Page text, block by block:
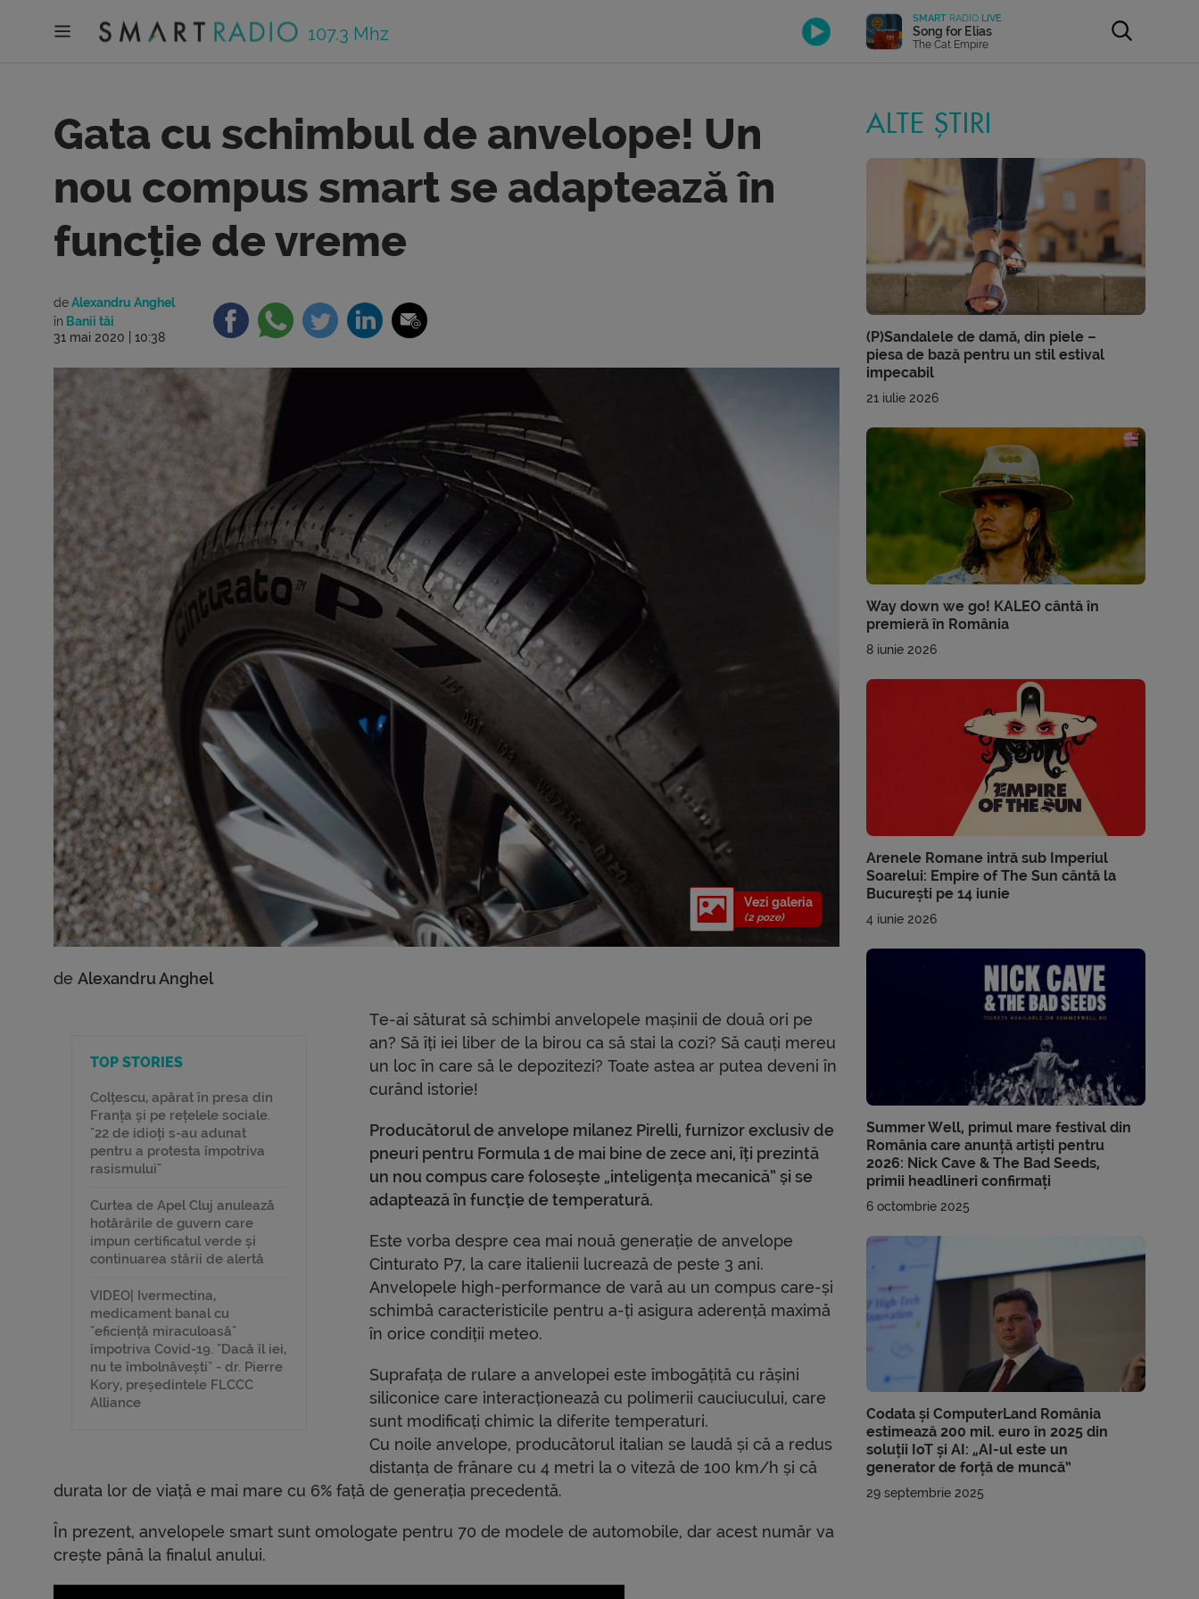
107.3 Mhz
SMART RADIO LIVE
Song for Elias
The Cat Empire
Gata cu schimbul de anvelope! Un
nou compus smart se adaptează în
funcție de vreme
deAlexandru Anghel
în Banii tăi
31 mai 2020 | 10:38
Vezi galeria
(2 poze)
de Alexandru Anghel
TOP STORIES
Colțescu, apărat în presa din
Franța și pe rețelele sociale.
"22 de idioți s-au adunat
pentru a protesta împotriva
rasismului"
Curtea de Apel Cluj anulează
hotărârile de guvern care
impun certificatul verde și
continuarea stării de alertă
VIDEO| Ivermectina,
medicament banal cu
"eficiență miraculoasă"
împotriva Covid-19. "Dacă îl iei,
nu te îmbolnăvești" - dr. Pierre
Kory, președintele FLCCC
Alliance
Te-ai săturat să schimbi anvelopele mașinii de două ori pe
an? Să îți iei liber de la birou ca să stai la cozi? Să cauți mereu
un loc în care să le depozitezi? Toate astea ar putea deveni în
curând istorie!
Producătorul de anvelope milanez Pirelli, furnizor exclusiv de
pneuri pentru Formula 1 de mai bine de zece ani, îți prezintă
un nou compus care folosește „inteligența mecanică” și se
adaptează în funcție de temperatură.
Este vorba despre cea mai nouă generație de anvelope
Cinturato P7, la care italienii lucrează de peste 3 ani.
Anvelopele high-performance de vară au un compus care-și
schimbă caracteristicile pentru a-ți asigura aderență maximă
în orice condiții meteo.
Suprafața de rulare a anvelopei este îmbogățită cu rășini
siliconice care interacționează cu polimerii cauciucului, care
sunt modificați chimic la diferite temperaturi.
Cu noile anvelope, producătorul italian se laudă și că a redus
distanța de frânare cu 4 metri la o viteză de 100 km/h și că
durata lor de viață e mai mare cu 6% față de generația precedentă.
În prezent, anvelopele smart sunt omologate pentru 70 de modele de automobile, dar acest număr va
crește până la finalul anului.
ALTE ȘTIRI
(P)Sandalele de damă, din piele –
piesa de bază pentru un stil estival
impecabil
21 iulie 2026
Way down we go! KALEO cântă în
premieră în România
8 iunie 2026
Arenele Romane intră sub Imperiul
Soarelui: Empire of The Sun cântă la
București pe 14 iunie
4 iunie 2026
Summer Well, primul mare festival din
România care anunță artiști pentru
2026: Nick Cave & The Bad Seeds,
primii headlineri confirmați
6 octombrie 2025
Codata și ComputerLand România
estimează 200 mil. euro în 2025 din
soluții IoT și AI: „AI-ul este un
generator de forță de muncă”
29 septembrie 2025